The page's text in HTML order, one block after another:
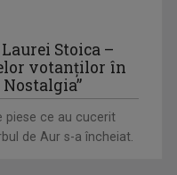
Stoica –
votanţilor în
piese ce au cucerit
de Aur s-a încheiat.